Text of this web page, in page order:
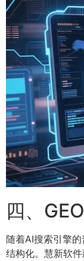
四、
随着AI搜索引擎的
结构化。慧新软件